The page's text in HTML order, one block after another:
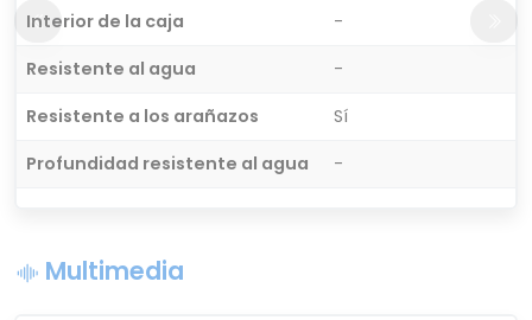
Interior de la caja
-
Resistente al agua
-
Resistente a los arañazos
Sí
Profundidad resistente al agua
-
Multimedia